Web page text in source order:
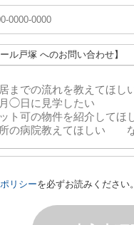
ール戸塚 へのお問い合わせ】
リシーを必ずお読みください